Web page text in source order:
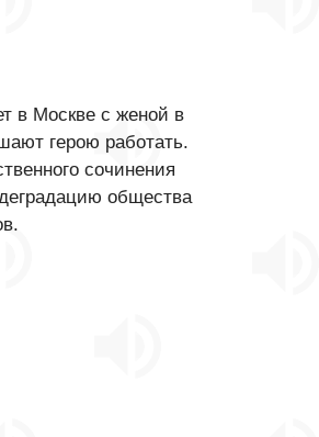
в Москве с женой в
герою работать.
сочинения
общества